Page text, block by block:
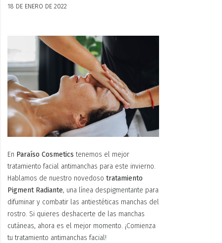
18 DE ENERO DE 2022
En Paraíso Cosmetics tenemos el mejor
tratamiento facial antimanchas para este invierno.
Hablamos de nuestro novedoso tratamiento
Pigment Radiante, una línea despigmentante para
difuminar y combatir las antiestéticas manchas del
rostro. Si quieres deshacerte de las manchas
cutáneas, ahora es el mejor momento. ¡Comienza
tu tratamiento antimanchas facial!